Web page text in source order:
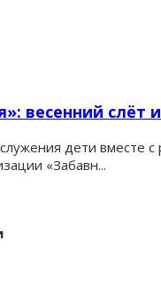
весенний слёт
дети вместе
«Забавн...